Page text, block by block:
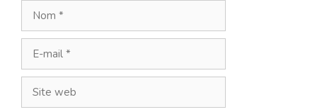
Nom
mail
Site
web